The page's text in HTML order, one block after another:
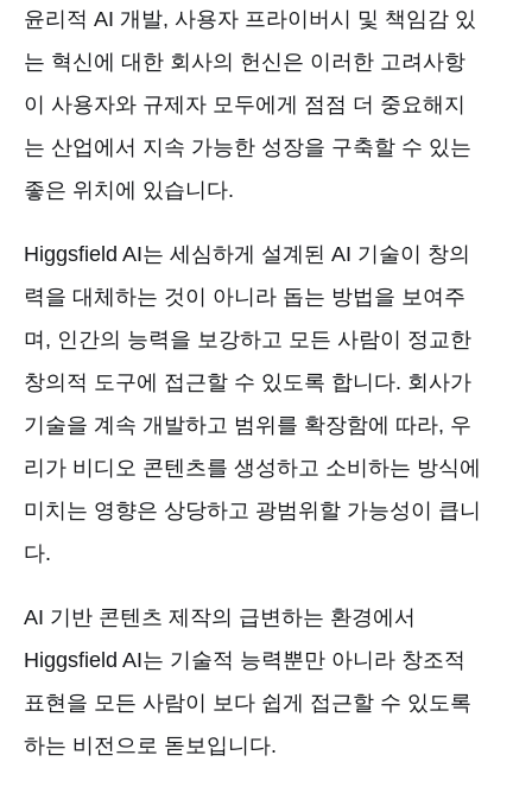
윤리적 AI 개발, 사용자 프라이버시 및 책임감 있
는 혁신에 대한 회사의 헌신은 이러한 고려사항
이 사용자와 규제자 모두에게 점점 더 중요해지
는 산업에서 지속 가능한 성장을 구축할 수 있는
좋은 위치에 있습니다.
Higgsfield AI는 세심하게 설계된 AI 기술이 창의
력을 대체하는 것이 아니라 돕는 방법을 보여주
며, 인간의 능력을 보강하고 모든 사람이 정교한
창의적 도구에 접근할 수 있도록 합니다. 회사가
기술을 계속 개발하고 범위를 확장함에 따라, 우
리가 비디오 콘텐츠를 생성하고 소비하는 방식에
미치는 영향은 상당하고 광범위할 가능성이 큽니
다.
AI 기반 콘텐츠 제작의 급변하는 환경에서
Higgsfield AI는 기술적 능력뿐만 아니라 창조적
표현을 모든 사람이 보다 쉽게 접근할 수 있도록
하는 비전으로 돋보입니다.